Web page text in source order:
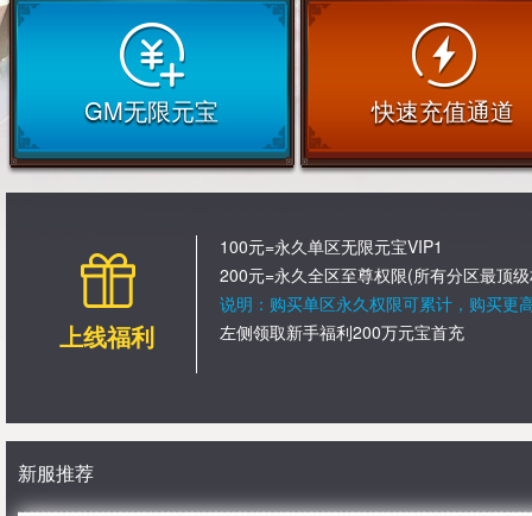
GM无限元宝 快速充值通道
上线福利
100元=永久单区无限元宝VIP1
200元=永久全区至尊权限(所有分区最顶
说明：购买单区永久权限可累计，购买更
左侧领取新手福利200万元宝首充
新服推荐